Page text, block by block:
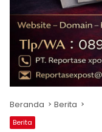
Beranda Berita
Berita